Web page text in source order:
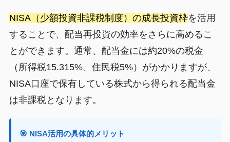
NISA（少額投資非課税制度）の成長投資枠を活用
することで、配当再投資の効率をさらに高めるこ
とができます。通常、配当金には約20%の税金
（所得税15.315%、住民税5%）がかかりますが、
NISA口座で保有している株式から得られる配当金
は非課税となります。
🎯 NISA活用の具体的メリット